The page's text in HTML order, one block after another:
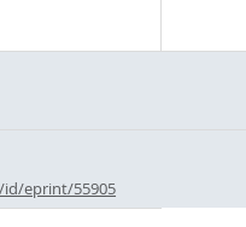
eprint/55905